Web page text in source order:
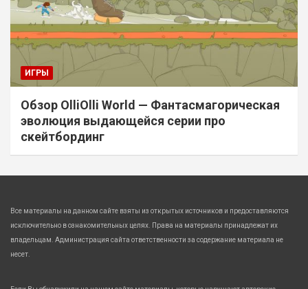
ИГРЫ
Обзор OlliOlli World — Фантасмагорическая
эволюция выдающейся серии про
скейтбординг
Все материалы на данном сайте взяты из открытых источников и предоставляются
исключительно в ознакомительных целях. Права на материалы принадлежат их
владельцам. Администрация сайта ответственности за содержание материала не
несет.